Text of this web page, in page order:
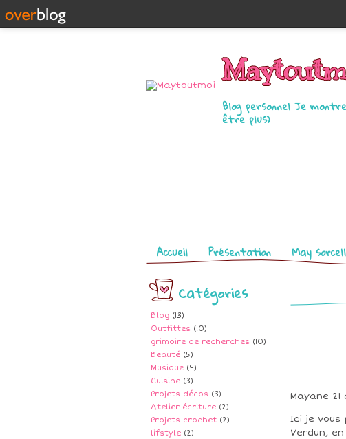
Blog personnel Je
être plus)
Pages
Accueil Présentation May
Catégories
Blog (13)
Outfittes (10)
grimoire de recherches (10)
Beauté (5)
Musique (4)
Cuisine (3)
Projets décos (3)
Atelier écriture (2)
Projets crochet (2)
lifstyle (2)
Mayane
Ici je vous
Verdun,